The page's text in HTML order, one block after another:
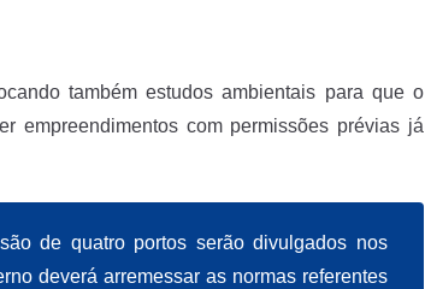
também estudos ambientais para que o
empreendimentos com permissões prévias já
de quatro portos serão divulgados nos
deverá arremessar as normas referentes